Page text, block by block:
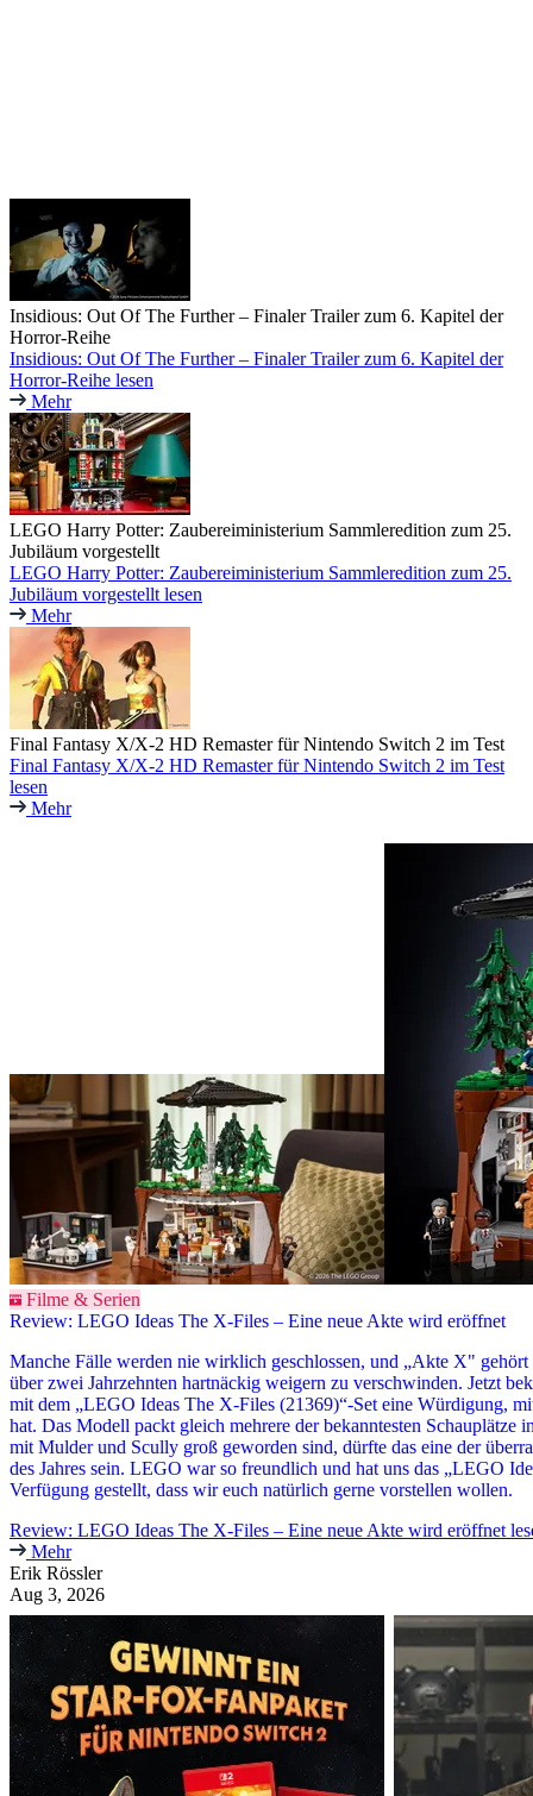
Insidious: Out Of The Further – Finaler Trailer zum 6. Kapitel der
Horror-Reihe
Insidious: Out Of The Further – Finaler Trailer zum 6. Kapitel der
Horror-Reihe lesen
Mehr
LEGO Harry Potter: Zaubereiministerium Sammleredition zum 25.
Jubiläum vorgestellt
LEGO Harry Potter: Zaubereiministerium Sammleredition zum 25.
Jubiläum vorgestellt lesen
Mehr
Final Fantasy X/X-2 HD Remaster für Nintendo Switch 2 im Test
Final Fantasy X/X-2 HD Remaster für Nintendo Switch 2 im Test
lesen
Mehr
Filme & Serien
Review: LEGO Ideas The X-Files – Eine neue Akte wird eröffnet
Manche Fälle werden nie wirklich geschlossen, und „Akte X" gehört
über zwei Jahrzehnten hartnäckig weigern zu verschwinden. Jetzt
mit dem „LEGO Ideas The X-Files (21369)“-Set eine Würdigung,
hat. Das Modell packt gleich mehrere der bekanntesten Schauplätze
mit Mulder und Scully groß geworden sind, dürfte das eine der
des Jahres sein. LEGO war so freundlich und hat uns das „LEGO
Verfügung gestellt, dass wir euch natürlich gerne vorstellen wollen.
Review: LEGO Ideas The X-Files – Eine neue Akte wird eröffnet
Mehr
Erik Rössler
Aug 3, 2026